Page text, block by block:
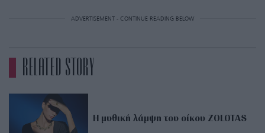
ADVERTISEMENT - CONTINUE READING BELOW
RELATED STORY
Η μυθική λάμψη του οίκου ZOLOTAS